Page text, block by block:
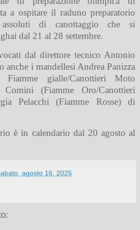
a ospitare il raduno preparatorio
di canottaggio che si
dal 21 al 28 settembre.
dal direttore tecnico Antonio
anche i mandellesi Andrea Panizza
Fiamme gialle/Canottieri Moto
(Fiamme Oro/Canottieri
Pelacchi (Fiamme Rosse) di
è in calendario dal 20 agosto al
agosto 16, 2025